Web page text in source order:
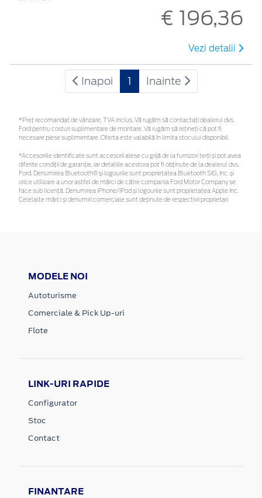
€ 196,36
Vezi detalii
Inapoi 1 Inainte
*Preţ recomandat de vânzare, TVA inclus. Vă rugăm să contactaţi dealerul dvs.
Ford pentru costuri suplimentare de montare. Vă rugăm să rețineți că pot fi
necesare piese suplimentare. Oferta este valabilă în limita stocului disponibil.
*Accesoriile identificate sunt accesorii alese cu grijă de la furnizori terți și pot avea
diferite condiții de garanție, iar detaliile acestora pot fi obținute de la dealerul dvs.
Ford. Denumirea Bluetooth® și logourile sunt proprietatea Bluetooth SIG, Inc. și
orice utilizare a unor astfel de mărci de către compania Ford Motor Company se
face sub licență. Denumirea iPhone/iPod și logourile sunt proprietatea Apple Inc.
Celelalte mărci și denumiri comerciale sunt deținute de respectivii proprietari
MODELE NOI
Autoturisme
Comerciale & Pick Up-uri
Flote
LINK-URI RAPIDE
Configurator
Stoc
Contact
FINANTARE